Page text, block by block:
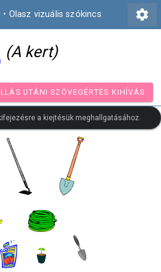
• Olasz vizuális szókincs settings
(A kert)
HALLÁS UTÁNI SZÖVEGÉRTÉS
a kiejtésük meghallgatásához.